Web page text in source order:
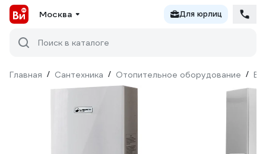
Москва Для юрлиц
Поиск в каталоге
Главная / Сантехника / Отопительное оборудование /